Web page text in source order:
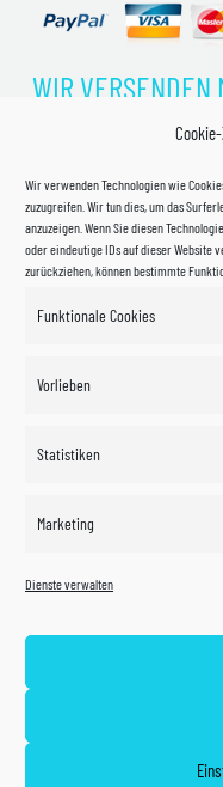
Wir verwenden Technologien wie
zuzugreifen. Wir tun dies, um das
anzuzeigen. Wenn Sie diesen
oder eindeutige IDs auf dieser Website
zurückziehen, können bestimmte
Funktionale Cookies
Vorlieben
Statistiken
Marketing
Dienste verwalten
WIR VERSENDEN
©